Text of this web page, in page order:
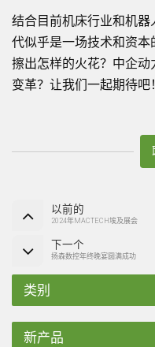
结合目前机床行业和机
代似乎是一场技术和资
擦出怎样的火花？中企
变革？让我们一起期待吧！
以前的
2024年MACTECH埃及展会
下一个
扬森数控年终晚宴圆满成功
类别
新产品